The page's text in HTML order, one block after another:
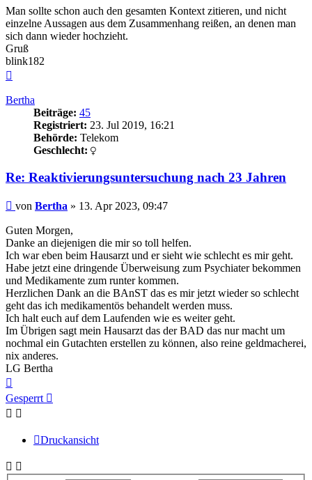
Man sollte schon auch den gesamten Kontext zitieren, und nicht
einzelne Aussagen aus dem Zusammenhang reißen, an denen man
sich dann wieder hochzieht.
Gruß
blink182
Bertha
Beiträge: 45
Registriert: 23. Jul 2019, 16:21
Behörde: Telekom
Geschlecht:
Re: Reaktivierungsuntersuchung nach 23 Jahren
Beitrag
von Bertha » 13. Apr 2023, 09:47
Guten Morgen,
Danke an diejenigen die mir so toll helfen.
Ich war eben beim Hausarzt und er sieht wie schlecht es mir geht.
Habe jetzt eine dringende Überweisung zum Psychiater bekommen
und Medikamente zum runter kommen.
Herzlichen Dank an die BAnST das es mir jetzt wieder so schlecht
geht das ich medikamentös behandelt werden muss.
Ich halt euch auf dem Laufenden wie es weiter geht.
Im Übrigen sagt mein Hausarzt das der BAD das nur macht um
nochmal ein Gutachten erstellen zu können, also reine geldmacherei,
nix anderes.
LG Bertha
oben
Gesperrt
Druckansicht